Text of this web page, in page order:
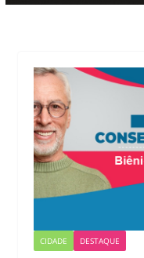
CIDADE DESTAQUE